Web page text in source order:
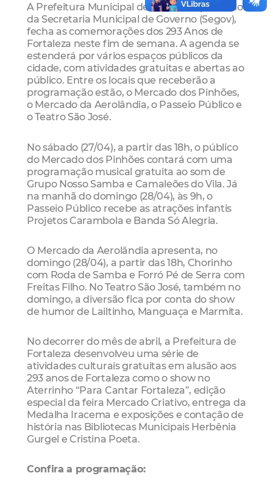
A Prefeitura Municipal de Fortaleza, por meio
da Secretaria Municipal de Governo (Segov),
fecha as comemorações dos 293 Anos de
Fortaleza neste fim de semana. A agenda se
estenderá por vários espaços públicos da
cidade, com atividades gratuitas e abertas ao
público. Entre os locais que receberão a
programação estão, o Mercado dos Pinhões,
o Mercado da Aerolândia, o Passeio Público e
o Teatro São José.
No sábado (27/04), a partir das 18h, o público
do Mercado dos Pinhões contará com uma
programação musical gratuita ao som de
Grupo Nosso Samba e Camaleões do Vila. Já
na manhã do domingo (28/04), às 9h, o
Passeio Público recebe as atrações infantis
Projetos Carambola e Banda Só Alegria.
O Mercado da Aerolândia apresenta, no
domingo (28/04), a partir das 18h, Chorinho
com Roda de Samba e Forró Pé de Serra com
Freitas Filho. No Teatro São José, também no
domingo, a diversão fica por conta do show
de humor de Lailtinho, Manguaça e Marmita.
No decorrer do mês de abril, a Prefeitura de
Fortaleza desenvolveu uma série de
atividades culturais gratuitas em alusão aos
293 anos de Fortaleza como o show no
Aterrinho “Para Cantar Fortaleza”, edição
especial da feira Mercado Criativo, entrega da
Medalha Iracema e exposições e contação de
história nas Bibliotecas Municipais Herbênia
Gurgel e Cristina Poeta.
Confira a programação: